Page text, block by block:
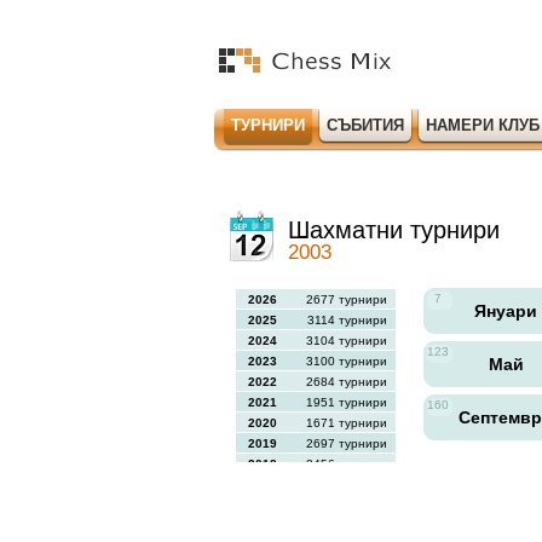
ТУРНИРИ СЪБИТИЯ НАМЕРИ КЛУБ
Шахматни турнири
2003
2026
2677 турнири
2025
3114 турнири
2024
3104 турнири
2023
3100 турнири
2022
2684 турнири
2021
1951 турнири
2020
1671 турнири
2019
2697 турнири
2018
2456 турнири
7
Януари
123
Май
160